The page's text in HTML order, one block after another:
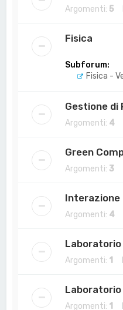
Argomenti: 5
Fisica
Subforum:
Fisica -
Gestione di
Argomenti: 4
Green
Argomenti: 3
Interazione
Argomenti: 4
Laboratorio
Argomenti: 1
Laboratorio
Argomenti: 1